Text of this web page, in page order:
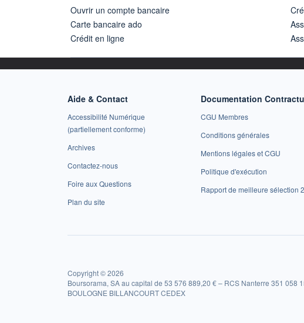
Ouvrir un compte bancaire
Carte bancaire ado
Crédit en ligne
Aide & Contact
Accessibilité Numérique
(partiellement conforme)
Archives
Contactez-nous
Foire aux Questions
Plan du site
Documentation
CGU Membres
Conditions générales
Mentions légales et CGU
Politique d'exécution
Rapport de meilleure sélection
Copyright © 2026
Boursorama, SA au capital de 53 576 889,20 € – RCS Nanterre 351 058
BOULOGNE BILLANCOURT CEDEX